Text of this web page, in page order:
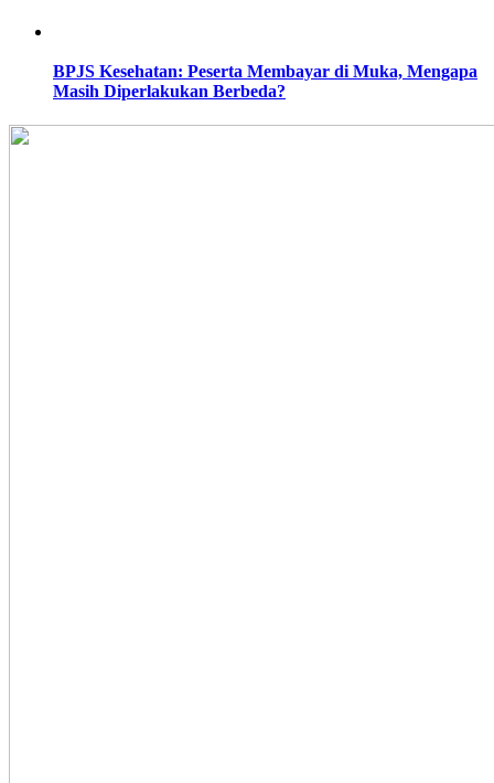
BPJS Kesehatan: Peserta Membayar di Muka, Mengapa
Masih Diperlakukan Berbeda?